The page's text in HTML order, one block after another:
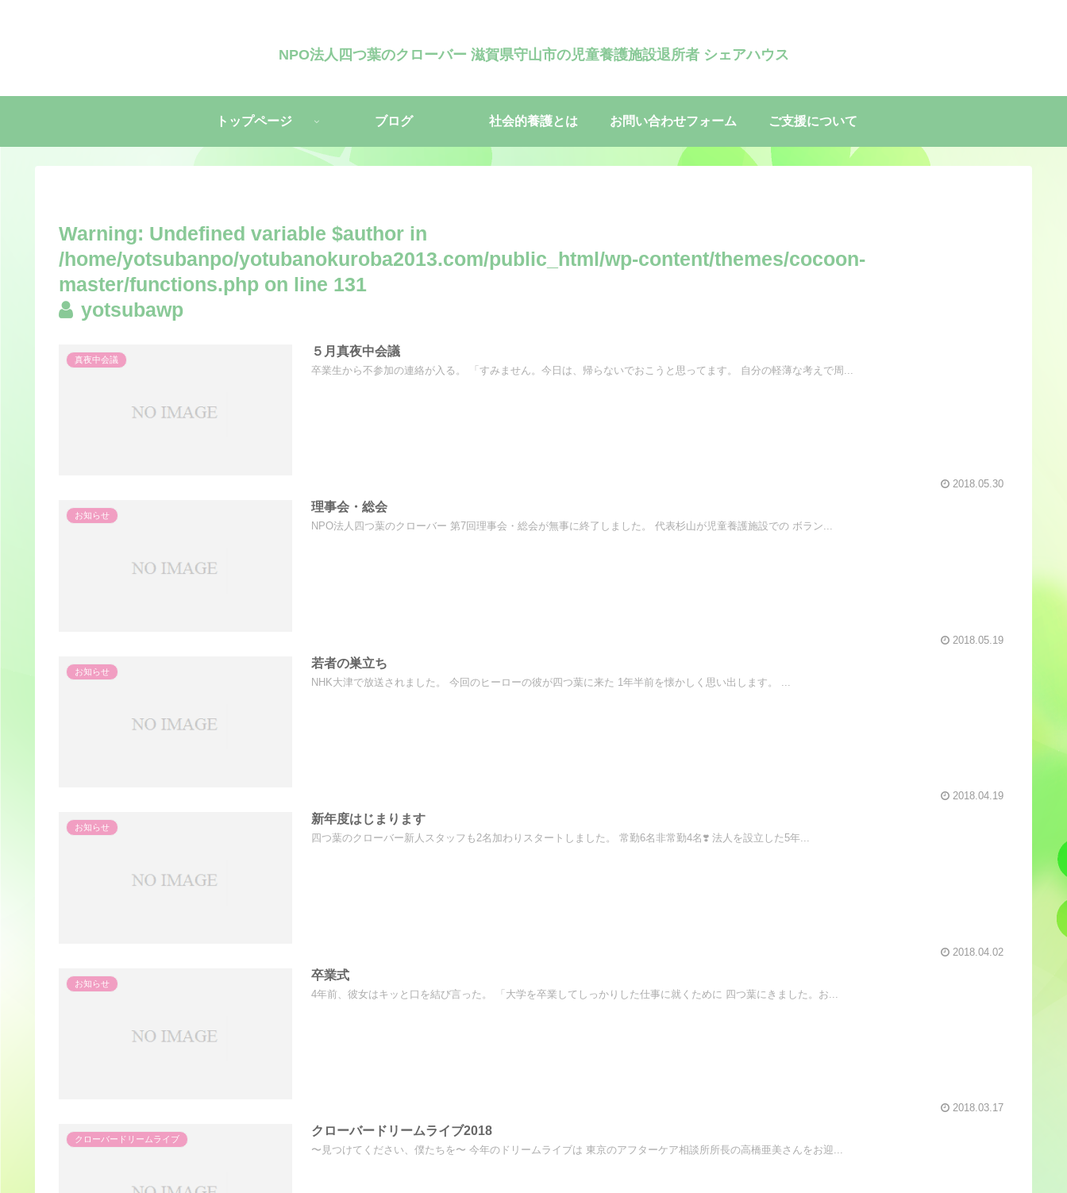
NPO法人四つ葉のクローバー 滋賀県守山市の児童養護施設退所者 シェアハウス
トップページ ブログ 社会的養護とは お問い合わせフォーム ご支援について
Warning: Undefined variable $author in
/home/yotsubanpo/yotubanokuroba2013.com/public_html/wp-content/themes/cocoon-
master/functions.php on line 131
yotsubawp
真夜中会議
５月真夜中会議
卒業生から不参加の連絡が入る。 「すみません。今日は、帰らないでおこうと思ってます。 自分の軽薄な考えで周...
2018.05.30
お知らせ
理事会・総会
NPO法人四つ葉のクローバー 第7回理事会・総会が無事に終了しました。 代表杉山が児童養護施設での ボラン...
2018.05.19
お知らせ
若者の巣立ち
NHK大津で放送されました。 今回のヒーローの彼が四つ葉に来た 1年半前を懐かしく思い出します。 ...
2018.04.19
お知らせ
新年度はじまります
四つ葉のクローバー新人スタッフも2名加わりスタートしました。 常勤6名非常勤4名❣️ 法人を設立した5年...
2018.04.02
お知らせ
卒業式
4年前、彼女はキッと口を結び言った。 「大学を卒業してしっかりした仕事に就くために 四つ葉にきました。お...
2018.03.17
クローバードリームライブ
クローバードリームライブ2018
〜見つけてください、僕たちを〜 今年のドリームライブは 東京のアフターケア相談所所長の高橋亜美さんをお迎...